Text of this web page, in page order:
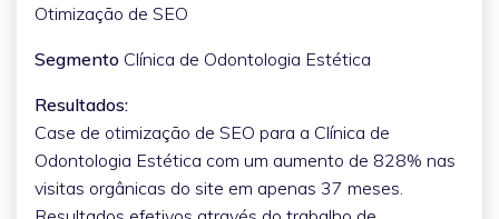
Otimização de SEO
Segmento Clínica de Odontologia Estética
Resultados:
Case de otimização de SEO para a Clínica de
Odontologia Estética com um aumento de 828% nas
visitas orgânicas do site em apenas 37 meses.